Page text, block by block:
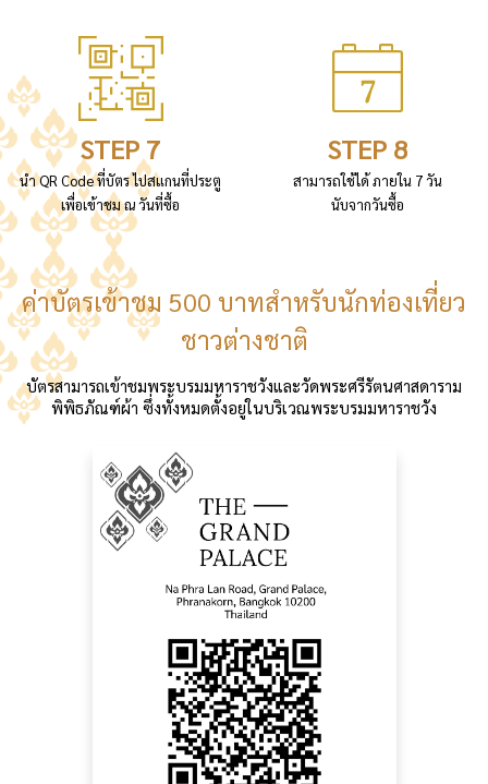
STEP 7
นำ QR Code ที่บัตร ไปสแกนที่ประตู
เพื่อเข้าชม ณ วันที่ซื้อ
STEP 8
สามารถใช้ได้ ภายใน 7 วัน
นับจากวันซื้อ
ค่าบัตรเข้าชม 500 บาทสำหรับนักท่องเที่ยว
ชาวต่างชาติ
บัตรสามารถเข้าชมพระบรมมหาราชวังและวัดพระศรีรัตนศาสดาราม
พิพิธภัณฑ์ผ้า ซึ่งทั้งหมดตั้งอยู่ในบริเวณพระบรมมหาราชวัง